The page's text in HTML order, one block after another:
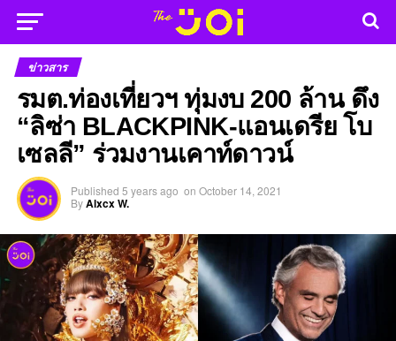
ข่าวสาร
รมต.ท่องเที่ยวฯ ทุ่มงบ 200 ล้าน ดึง
“ลิซ่า BLACKPINK-แอนเดรีย โบ
เซลลี” ร่วมงานเคาท์ดาวน์
Published 5 years ago on October 14, 2021
ByAlxcx W.